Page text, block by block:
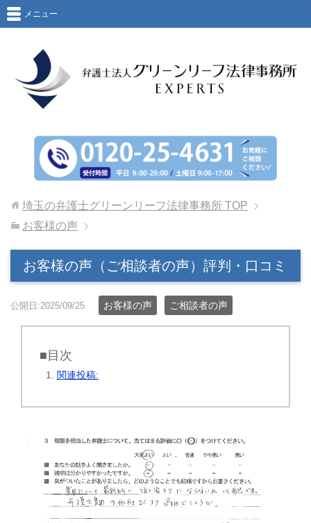
メニュー
埼玉の弁護士グリーンリーフ法律事務所 TOP
お客様の声
お客様の声（ご相談者の声）評判・口コミ
公開日:2025/09/25 お客様の声 ご相談者の声
■目次
関連投稿: